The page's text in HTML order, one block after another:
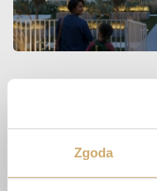
ZgodaO